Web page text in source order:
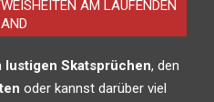
AM LAUFENDEN
lustigen Skatsprüchen, den
oder kannst darüber viel